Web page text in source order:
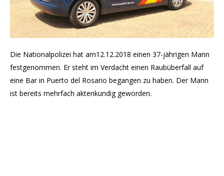
Die Nationalpolizei hat am12.12.2018 einen 37-jährigen Mann
festgenommen. Er steht im Verdacht einen Raubüberfall auf
eine Bar in Puerto del Rosario begangen zu haben. Der Mann
ist bereits mehrfach aktenkundig geworden.